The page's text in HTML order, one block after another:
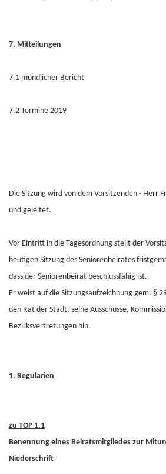
7. Mitteilungen
7.1 mündlicher Bericht
7.2 Termine 2019
Die Sitzung wird von dem Vorsitzenden - Herr
und geleitet.
Vor Eintritt in die Tagesordnung stellt der
heutigen Sitzung des Seniorenbeirates
dass der Seniorenbeirat beschlussfähig ist.
Er weist auf die Sitzungsaufzeichnung gem. §
den Rat der Stadt, seine Ausschüsse,
Bezirksvertretungen hin.
1. Regularien
zu TOP 1.1
Benennung eines Beiratsmitgliedes zur
Niederschrift